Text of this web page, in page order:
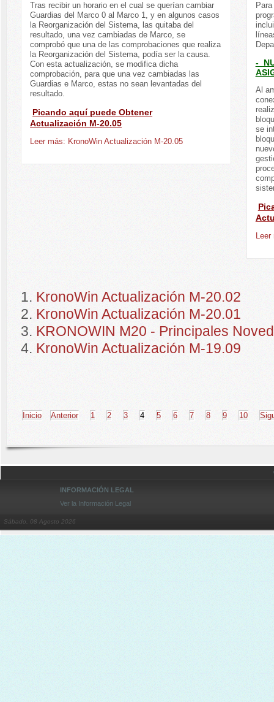
Tras recibir un horario en el cual se querían cambiar
Guardias del Marco 0 al Marco 1, y en algunos casos
la Reorganización del Sistema, las quitaba del
resultado, una vez cambiadas de Marco, se
comprobó que una de las comprobaciones que realiza
la Reorganización del Sistema, podía ser la causa.
Con esta actualización, se modifica dicha
comprobación, para que una vez cambiadas las
Guardias e Marco, estas no sean levantadas del
resultado.
Picando aquí puede Obtener
Actualización M-20.05
Leer más: KronoWin Actualización M-20.05
-
Al
se
KronoWin Actualización M-20.02
KronoWin Actualización M-20.01
KRONOWIN M20 - Principales
KronoWin Actualización M-19.09
Inicio Anterior 1 2 3 4 5 6 7 8 9 10
INFORMACIÓN LEGAL
Ver la Información Legal
Sábado, 08 Agosto 2026